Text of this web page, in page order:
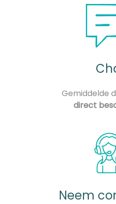
Gemiddelde
direct
Neem